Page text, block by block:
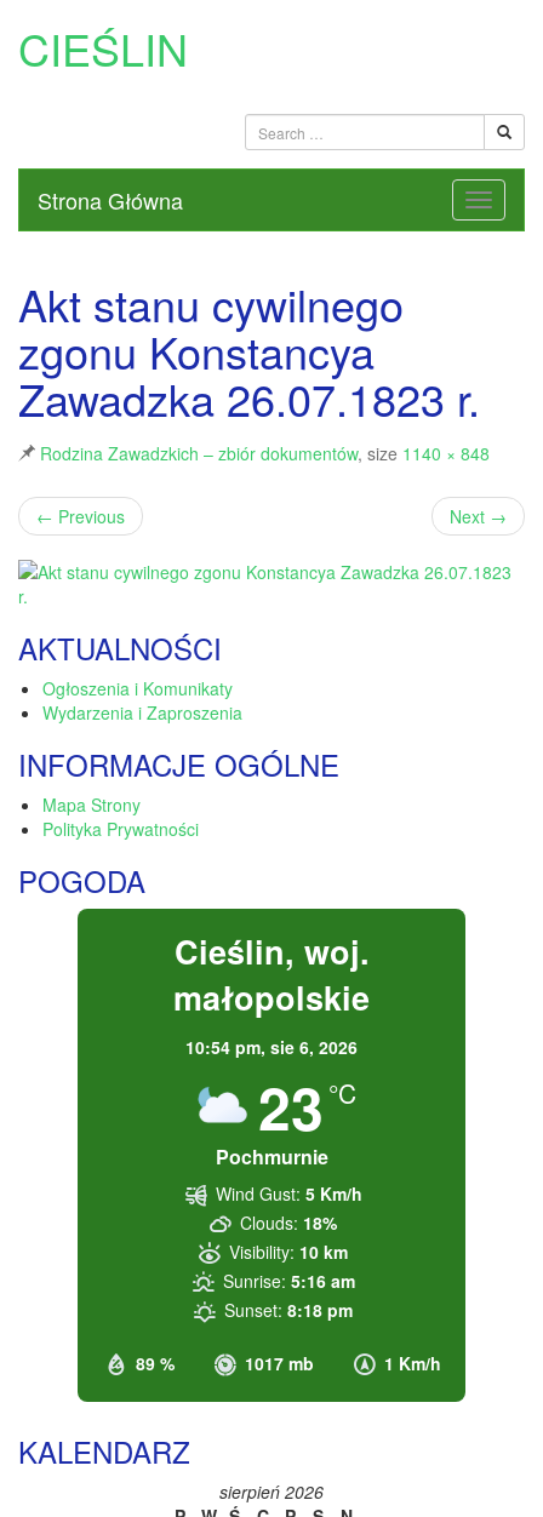
CIEŚLIN
Strona Główna
Akt stanu cywilnego
zgonu Konstancya
Zawadzka 26.07.1823 r.
Rodzina Zawadzkich – zbiór dokumentów, size 1140 × 848
← Previous Next →
AKTUALNOŚCI
Ogłoszenia i Komunikaty
Wydarzenia i Zaproszenia
INFORMACJE OGÓLNE
Mapa Strony
Polityka Prywatności
POGODA
Cieślin, woj.
małopolskie
10:54 pm, sie 6, 2026
23 °C
Pochmurnie
89 % 1017 mb 1 Km/h
Wind Gust: 5 Km/h
Clouds: 18%
Visibility: 10 km
Sunrise: 5:16 am
Sunset: 8:18 pm
KALENDARZ
sierpień 2026